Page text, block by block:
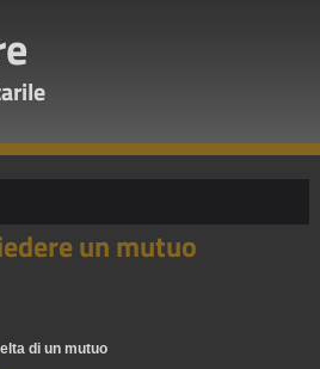
un mutuo
di un mutuo